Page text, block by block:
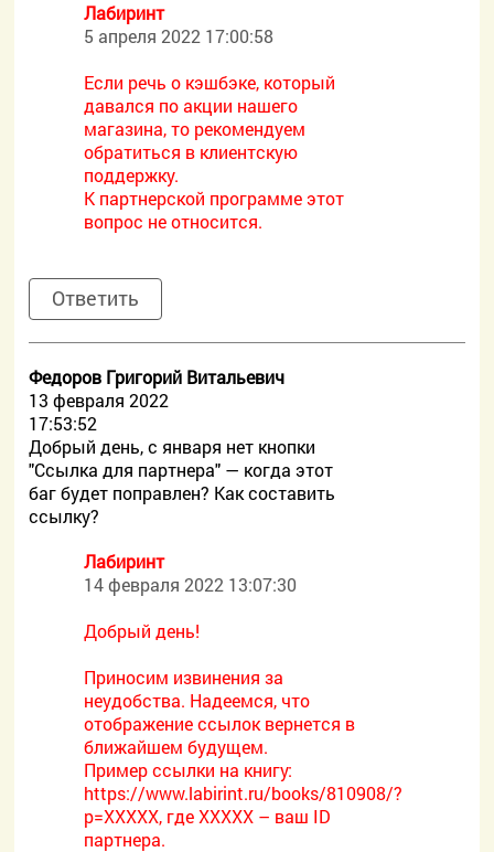
Лабиринт
5 апреля 2022 17:00:58
Если речь о кэшбэке, который
давался по акции нашего
магазина, то рекомендуем
обратиться в клиентскую
поддержку.
К партнерской программе этот
вопрос не относится.
Ответить
Федоров Григорий Витальевич
13 февраля 2022
17:53:52
Добрый день, с января нет кнопки
"Ссылка для партнера" — когда этот
баг будет поправлен? Как составить
ссылку?
Лабиринт
14 февраля 2022 13:07:30
Добрый день!
Приносим извинения за
неудобства. Надеемся, что
отображение ссылок вернется в
ближайшем будущем.
Пример ссылки на книгу:
https://www.labirint.ru/books/810908/?
p=XXXXX, где ХХХХХ – ваш ID
партнера.